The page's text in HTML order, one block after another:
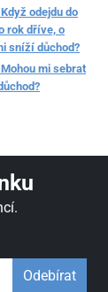
odejdu do
rok dříve, o
sníží důchod?
mi sebrat
Odebírat